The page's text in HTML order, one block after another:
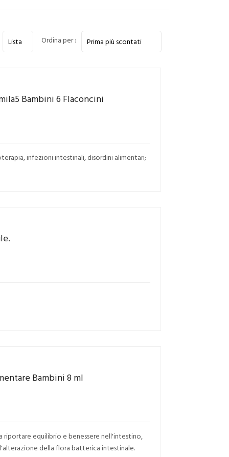
Ordina per :
Bambini 6 Flaconcini
infezioni intestinali, disordini alimentari;
Bambini 8 ml
equilibrio e benessere nell'intestino,
della flora batterica intestinale.